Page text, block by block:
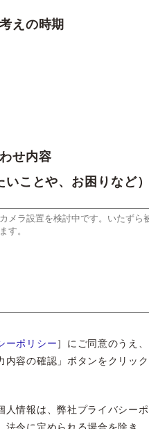
えの時期
せ内容
いことや、お困りなど）
ーポリシー］にご同意のうえ
内容の確認」ボタンをクリッ
人情報は、弊社プライバシー